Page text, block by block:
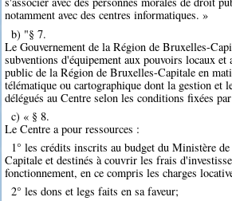
notamment avec des centres informatiques. »
b) "§ 7.
Le Gouvernement de la Région de Bruxelles-
subventions d'équipement aux pouvoirs locaux
public de la Région de Bruxelles-Capitale en
télématique ou cartographique dont la gestion et
délégués au Centre selon les conditions fixées
c) « § 8.
Le Centre a pour ressources :
1° les crédits inscrits au budget du Ministère
Capitale et destinés à couvrir les frais
fonctionnement, en ce compris les charges
2° les dons et legs faits en sa faveur;